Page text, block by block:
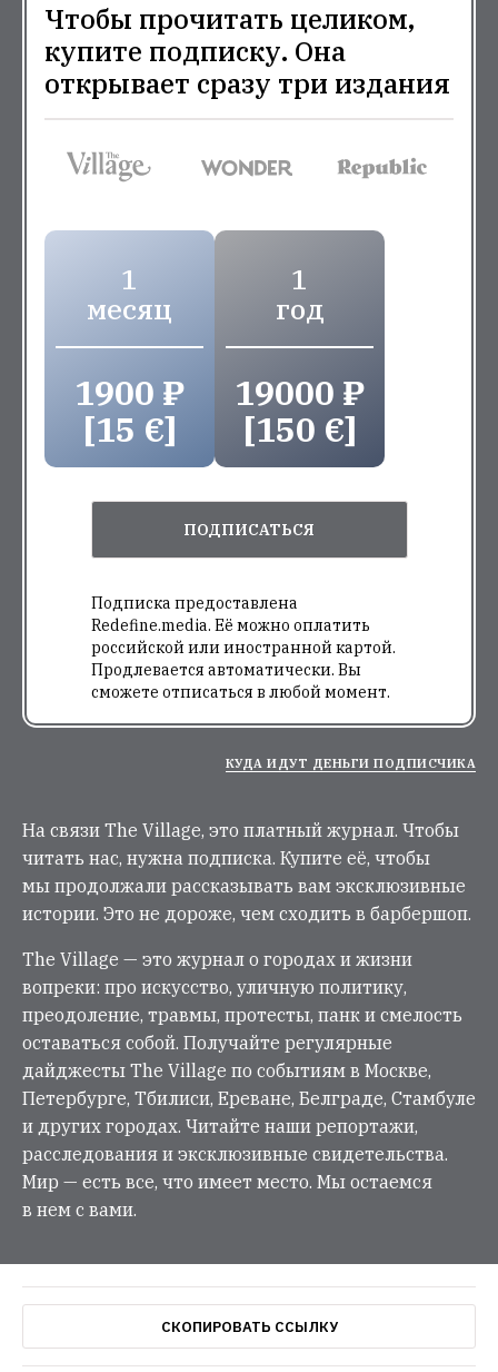
Чтобы прочитать целиком,
купите подписку. Она
открывает сразу три издания
1
месяц
1900 ₽
[15 €]
1
год
19000 ₽
[150 €]
ПОДПИСАТЬСЯ
Подписка предоставлена
Redefine.media. Её можно оплатить
российской или иностранной картой.
Продлевается автоматически. Вы
сможете отписаться в любой момент.
КУДА ИДУТ ДЕНЬГИ ПОДПИСЧИКА
На связи The Village, это платный журнал. Чтобы
читать нас, нужна подписка. Купите её, чтобы
мы продолжали рассказывать вам эксклюзивные
истории. Это не дороже, чем сходить в барбершоп.
The Village — это журнал о городах и жизни
вопреки: про искусство, уличную политику,
преодоление, травмы, протесты, панк и смелость
оставаться собой. Получайте регулярные
дайджесты The Village по событиям в Москве,
Петербурге, Тбилиси, Ереване, Белграде, Стамбуле
и других городах. Читайте наши репортажи,
расследования и эксклюзивные свидетельства.
Мир — есть все, что имеет место. Мы остаемся
в нем с вами.
СКОПИРОВАТЬ ССЫЛКУ